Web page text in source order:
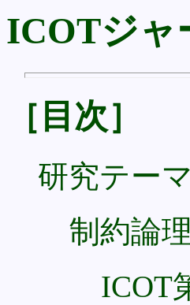
ICOTジ
［目次］
研究テー
制約論
ICOT